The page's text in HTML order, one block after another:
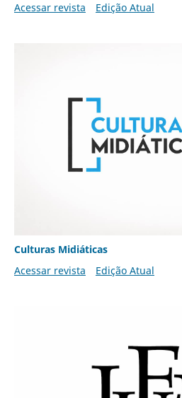
Acessar revista
Edição Atual
Culturas Midiáticas
Acessar revista
Edição Atual